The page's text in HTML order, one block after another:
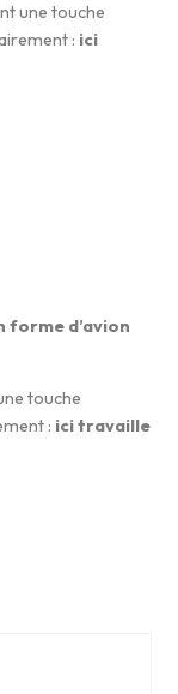
une touche
: ici
forme d’avion
touche
: ici travaille